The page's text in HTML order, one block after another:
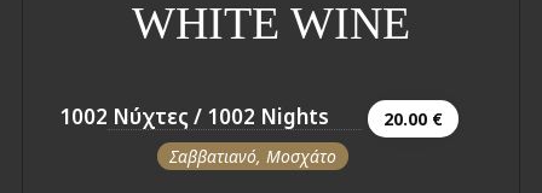
WHITE WINE
1002 Νύχτες / 1002 Nights
20.00 €
Σαββατιανό, Μοσχάτο